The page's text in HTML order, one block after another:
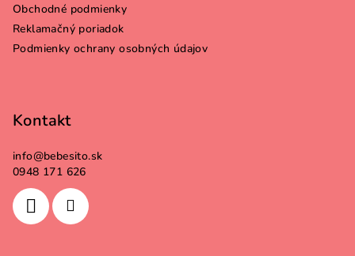
Obchodné podmienky
Reklamačný poriadok
Podmienky ochrany osobných údajov
Kontakt
info@bebesito.sk
0948 171 626